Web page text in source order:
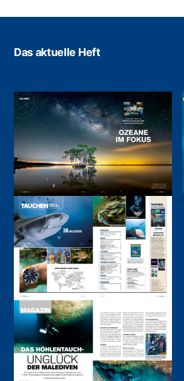
Das aktuelle Heft